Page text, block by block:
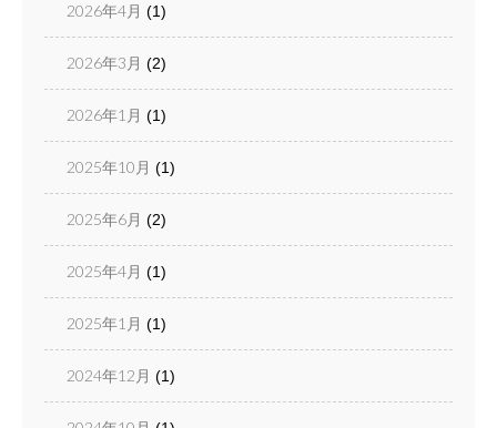
2026年4月 (1)
2026年3月 (2)
2026年1月 (1)
2025年10月 (1)
2025年6月 (2)
2025年4月 (1)
2025年1月 (1)
2024年12月 (1)